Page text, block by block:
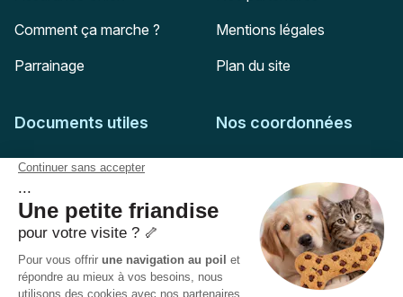
Comment ça marche ?
Parrainage
Mentions légales
Plan du site
Documents utiles
Feuille de soins
Conditions générales
Politique de confidentialité
Politique des Cookies
Nos coordonnées
51-55 rue Hoche
94767
Ivry-sur-Seine
Pas encore client ?
Mail :
adhesion@assuropoil.com
Tel :
01 77 94 89 02